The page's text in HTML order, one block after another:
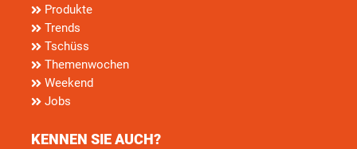
Produkte
Trends
Tschüss
Themenwochen
Weekend
Jobs
KENNEN SIE AUCH?